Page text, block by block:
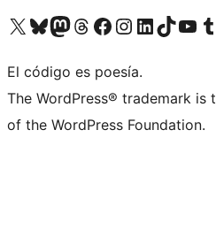
Visit our X (formerly Twitter) account
Visit our Bluesky account
Visit our Mastodon account
Visit our Threads account
Visita nuestra página de Facebook
Visita nuestra cuenta de Instagram
Visita nuestra cuenta de LinkedIn
Visit our TikTok
Visita nuestro
El código es poesía.
The WordPress® trademark
of the WordPress Foundation.